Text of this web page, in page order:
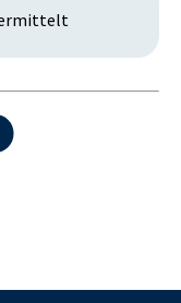
ermittelt